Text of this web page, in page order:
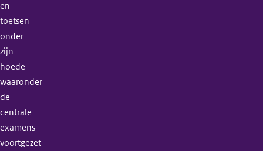
en
toetsen
onder
zijn
hoede
waaronder
de
centrale
examens
voortgezet